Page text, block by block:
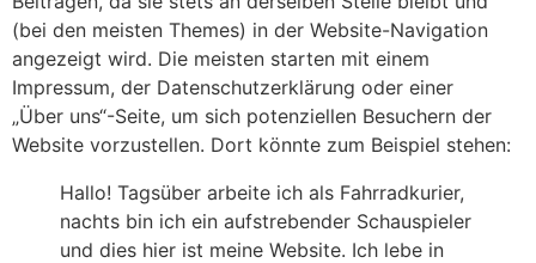
(bei den meisten Themes) in der Website-Navigation
angezeigt wird. Die meisten starten mit einem
Impressum, der Datenschutzerklärung oder einer
„Über uns“-Seite, um sich potenziellen Besuchern der
Website vorzustellen. Dort könnte zum Beispiel stehen:
Hallo! Tagsüber arbeite ich als Fahrradkurier,
nachts bin ich ein aufstrebender Schauspieler
und dies hier ist meine Website. Ich lebe in